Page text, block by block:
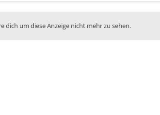
dich um diese Anzeige nicht mehr zu sehen.